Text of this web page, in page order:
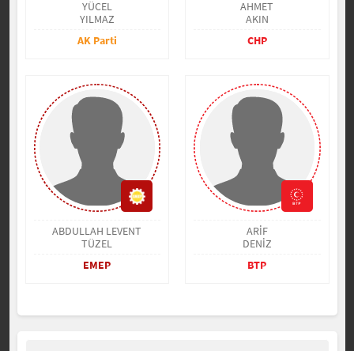
YÜCEL
YILMAZ
AK Parti
AHMET
AKIN
CHP
ABDULLAH LEVENT
TÜZEL
EMEP
ARİF
DENİZ
BTP